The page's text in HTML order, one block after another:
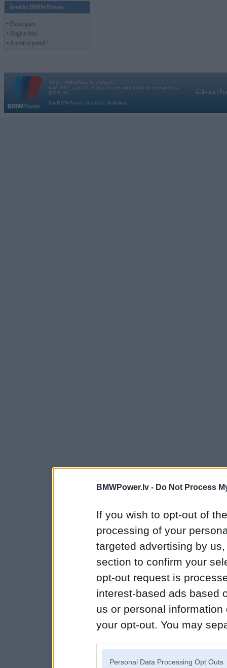
BMWPower.lv - Do Not Process
If you wish to opt-out of
processing of your
targeted advertising by
section to confirm your
opt-out request is
interest-based ads based
us or personal
your opt-out. You may
Personal Data Processing Opt Outs
Ienākt BMWPower
• Pieslēgties
• Reģistrēties
• Aizmirsi paroli?
Vortāls BMWPower.lv darbojas
kopš 2002. gada 14. maija. Tas nav auto klubs un nav saistīts ar
BMW AG.
Par BMWPower
Kontakti Reklāma
Galvena